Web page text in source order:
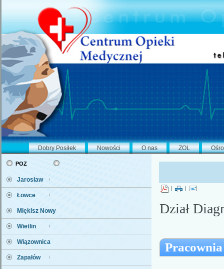
Dobry Posiłek Nowości O nas ZOL
poz
Jarosław
Łowce
Miękisz Nowy
Wietlin
Wiązownica
Zapałów
Dział